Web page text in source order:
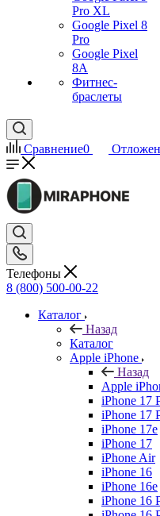
Pro XL
Google Pixel 8
Pro
Google Pixel
8A
Фитнес-
браслеты
Сравнение0
Телефоны
8 (800) 500-00-22
Каталог
Назад
Каталог
Apple iPhone
Назад
Apple
iPhone 17
iPhone 17
iPhone 17e
iPhone 17
iPhone Air
iPhone 16
iPhone 16e
iPhone 16